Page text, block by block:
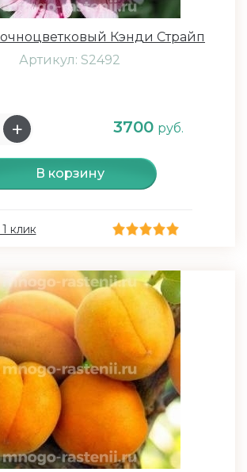
Кэнди Страйп
Артикул: S2492
3700 руб.
В корзину
клик